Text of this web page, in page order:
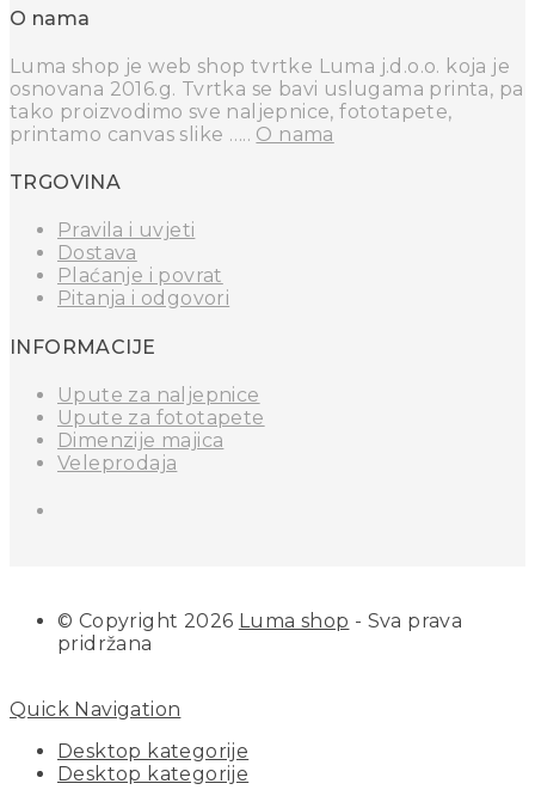
O nama
Luma shop je web shop tvrtke Luma j.d.o.o. koja je
osnovana 2016.g. Tvrtka se bavi uslugama printa, pa
tako proizvodimo sve naljepnice, fototapete,
printamo canvas slike ….. O nama
TRGOVINA
Pravila i uvjeti
Dostava
Plaćanje i povrat
Pitanja i odgovori
INFORMACIJE
Upute za naljepnice
Upute za fototapete
Dimenzije majica
Veleprodaja
© Copyright 2026 Luma shop - Sva prava
pridržana
Quick Navigation
Desktop kategorije
Desktop kategorije